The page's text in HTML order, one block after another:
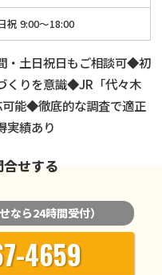
祝 9:00～18:00
土日祝日もご相談可◆初
くりを意識◆JR「代々木
能◆徹底的な調査で適正
実績あり
せする
なら24時間受付）
4659